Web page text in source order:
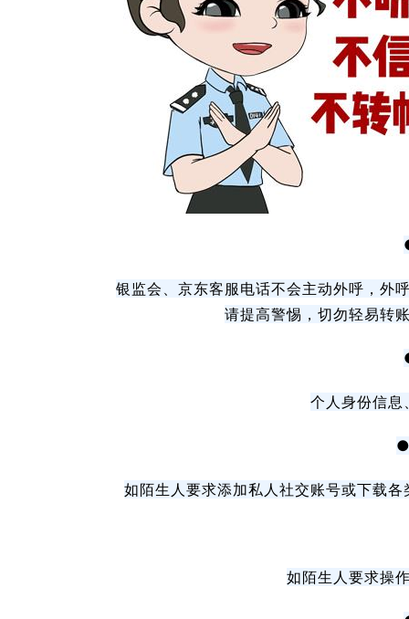
银监会、京东客服电话不会主动外呼，外
请提高警惕，切勿轻易转
个人身份信息
●
如陌生人要求添加私人社交账号或下载
如陌生人要求操